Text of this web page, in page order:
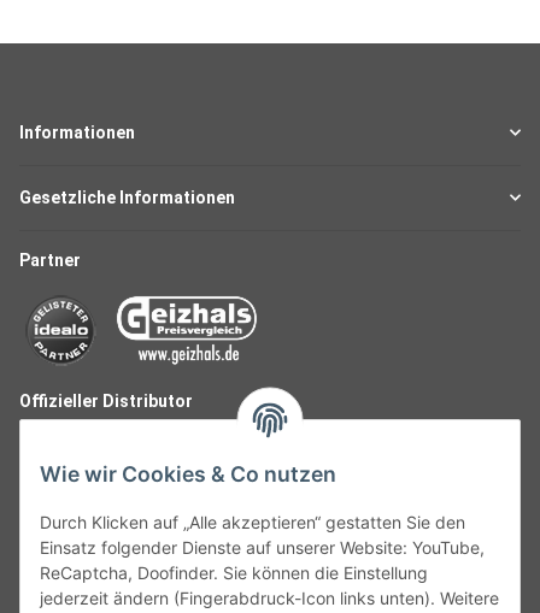
Informationen
Gesetzliche Informationen
Partner
Offizieller Distributor
Wie wir Cookies & Co nutzen
Durch Klicken auf „Alle akzeptieren“ gestatten Sie den
Einsatz folgender Dienste auf unserer Website: YouTube,
ReCaptcha, Doofinder. Sie können die Einstellung
jederzeit ändern (Fingerabdruck-Icon links unten). Weitere